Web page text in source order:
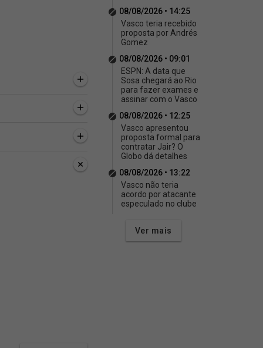
08/08/2026 • 14:25
Vasco teria recebido
proposta por Andrés
Gomez
08/08/2026 • 09:01
ESPN: A data que
Sosa chegará ao Rio
para fazer exames e
assinar com o Vasco
08/08/2026 • 12:25
Vasco apresentou
proposta formal para
contratar Jair? O
Globo dá detalhes
08/08/2026 • 13:22
Vasco não teria
acordo por atacante
especulado no clube
Ver mais